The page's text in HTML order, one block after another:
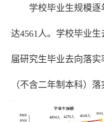
学校毕业生规模逐
达4561人。学校毕业
届研究生毕业去向落实
（不含二年制本科）落